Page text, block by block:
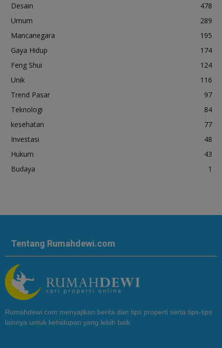
Desain
478
Umum
289
Mancanegara
195
Gaya Hidup
174
Feng Shui
124
Unik
116
Trend Pasar
97
Teknologi
84
kesehatan
77
Investasi
48
Hukum
43
Budaya
1
Tentang Rumahdewi.com
Rumahdewi.com menyajikan berita dan tips properti serta tips-tips
lainnya untuk kehidupan yang lebih baik